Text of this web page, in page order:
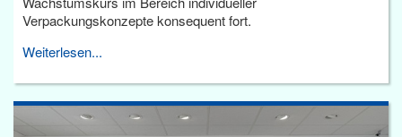
Verpackungskonzepte konsequent fort.
Weiterlesen...